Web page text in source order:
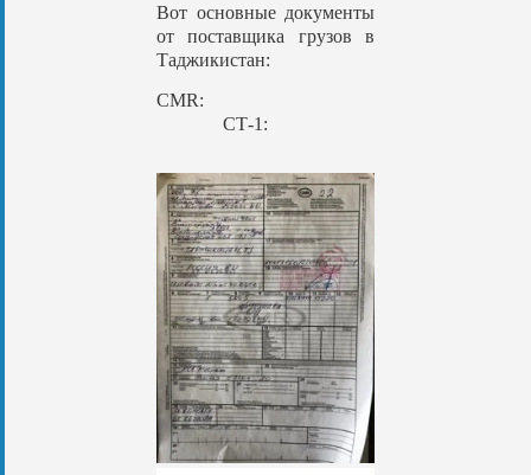
Вот основные документы
от поставщика грузов в
Таджикистан:
CMR:
СТ-1: